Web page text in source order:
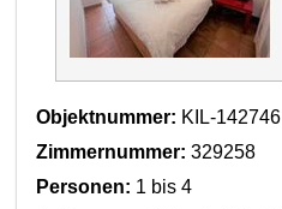
Objektnummer: KIL-142746
Zimmernummer: 329258
Personen: 1 bis 4